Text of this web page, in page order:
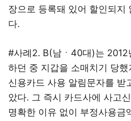
장으로 등록돼 있어 할인되지
다.
#사례2. B(남ㆍ40대)는 2012
하던 중 지갑을 소매치기 당
신용카드 사용 알림문자를 받
았다. 그 즉시 카드사에 사고
명확한 이유 없이 부정사용